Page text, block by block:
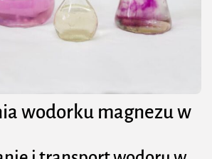
wodorku magnezu w